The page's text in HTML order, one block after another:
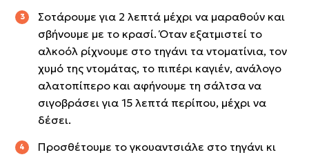
Σοτάρουμε για 2 λεπτά μέχρι να μαραθούν και
σβήνουμε με το κρασί. Όταν εξατμιστεί το
αλκοόλ ρίχνουμε στο τηγάνι τα ντοματίνια, τον
χυμό της ντομάτας, το πιπέρι καγιέν, ανάλογο
αλατοπίπερο και αφήνουμε τη σάλτσα να
σιγοβράσει για 15 λεπτά περίπου, μέχρι να
δέσει.
Προσθέτουμε το γκουαντσιάλε στο τηγάνι κι